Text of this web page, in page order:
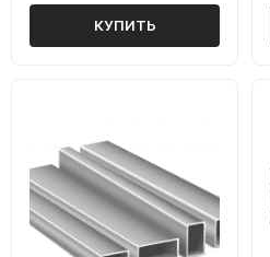
КУПИТЬ